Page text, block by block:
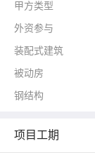
甲方类型
外资参与
装配式建筑
被动房
钢结构
项目工期